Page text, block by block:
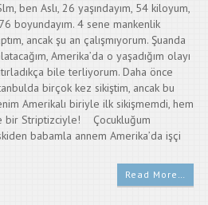
ben Aslı, 26 yaşındayım, 54 kiloyum,
boyundayım. 4 sene mankenlik
ancak şu an çalışmıyorum. Şuanda
Amerika’da o yaşadığım olayı
bile terliyorum. Daha önce
birçok kez sikiştim, ancak bu
Amerikalı biriyle ilk sikişmemdi, hem
bir Striptizciyle! Çocukluğum
babamla annem Amerika’da işçi
Read More…